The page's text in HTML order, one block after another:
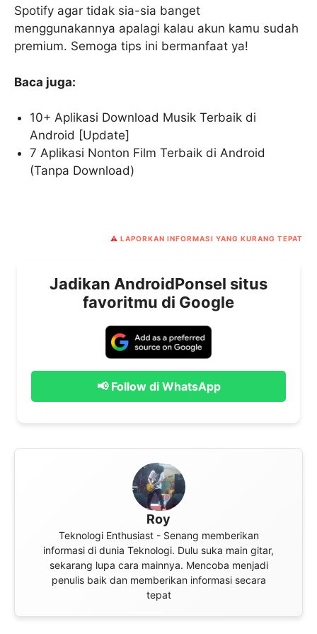
Spotify agar tidak sia-sia banget
menggunakannya apalagi kalau akun kamu sudah
premium. Semoga tips ini bermanfaat ya!
Baca juga:
10+ Aplikasi Download Musik Terbaik di
Android [Update]
7 Aplikasi Nonton Film Terbaik di Android
(Tanpa Download)
⚠️ LAPORKAN INFORMASI YANG KURANG TEPAT
Jadikan AndroidPonsel situs
favoritmu di Google
📢 Follow di WhatsApp
Roy
Teknologi Enthusiast - Senang memberikan
informasi di dunia Teknologi. Dulu suka main gitar,
sekarang lupa cara mainnya. Mencoba menjadi
penulis baik dan memberikan informasi secara
tepat